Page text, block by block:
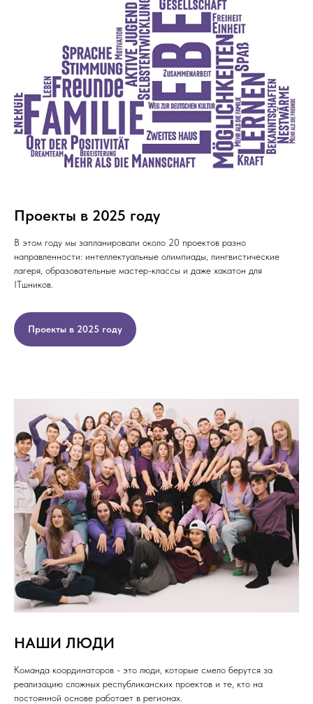
Проекты в 2025 году
В этом году мы запланировали около 20 проектов разно
направленности: интеллектуальные олимпиады, лингвистические
лагеря, образовательные мастер-классы и даже хакатон для
ITшников.
Проекты в 2025 году
НАШИ ЛЮДИ
Команда координаторов - это люди, которые смело берутся за
реализацию сложных республиканских проектов и те, кто на
постоянной основе работает в регионах.